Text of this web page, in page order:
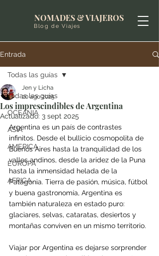
NOMADES & VIAJEROS
Blog de Viajes
Entrada
Todas las guías
OCEANIA
ASIA
AMERICA
EUROPA
AFRICA
Todas las guías
Los imprescindibles de Argentina
Jen y Licha
20 ago 2025
Actualizado: 3 sept 2025
Argentina es un país de contrastes
infinitos. Desde el bullicio cosmopolita de
Buenos Aires hasta la tranquilidad de los
valles andinos, desde la aridez de la Puna
hasta la inmensidad helada de la
Patagonia. Tierra de pasión, música, fútbol
y buena gastronomía, Argentina es
también naturaleza en estado puro:
glaciares, selvas, cataratas, desiertos y
montañas conviven en un mismo territorio.
Viajar por Argentina es dejarse sorprender